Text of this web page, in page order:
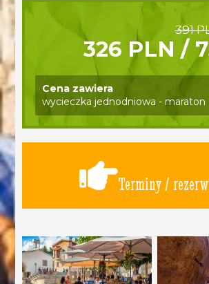
391
326 PLN /
Cena zawiera
wycieczka jednodniowa - maraton
Terminy /